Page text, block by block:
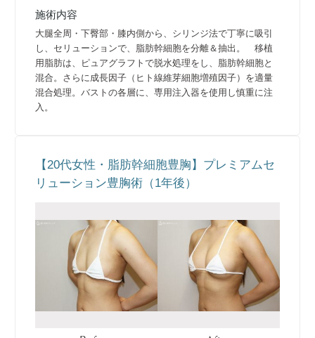
施術内容
大腿全周・下臀部・膝内側から、シリンジ法で丁寧に吸引
し、セリューションで、脂肪幹細胞を分離＆抽出。 移植
用脂肪は、ピュアグラフトで脱水処理をし、脂肪幹細胞と
混合。さらに成長因子（ヒト線維芽細胞増殖因子）を適量
混合処理。バストの各層に、専用注入器を使用し慎重に注
入。
【20代女性・脂肪幹細胞豊胸】プレミアムセ
リューション豊胸術（1年後）